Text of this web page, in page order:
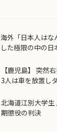
海外「日本人はな
した極限の中の
【鹿児島】 突然
3人は車を放置し
北海道江別大学
期懲役の判決